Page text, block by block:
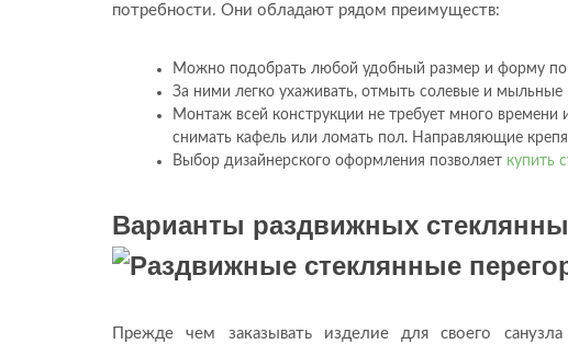
потребности. Они обладают рядом преимуществ:
Можно подобрать любой удобный размер и форму
За ними легко ухаживать, отмыть солевые и
Монтаж всей конструкции не требует много
снимать кафель или ломать пол. Направляющие
Выбор дизайнерского оформления позволяет купить
Варианты раздвижных
Прежде чем заказывать изделие для своего